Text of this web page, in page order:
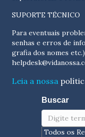
SUPORTE TÉCNICO
Para eventuais
senhas e erros de
Leia a nossa
Buscar